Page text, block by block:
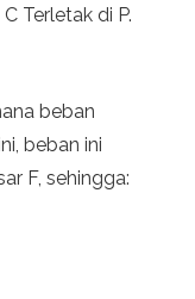
C Terletak di P.
beban
beban ini
F, sehingga: